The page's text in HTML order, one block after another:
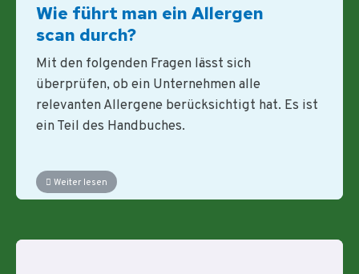
Wie führt man ein Allergen
scan durch?
Mit den folgenden Fragen lässt sich
überprüfen, ob ein Unternehmen alle
relevanten Allergene berücksichtigt hat. Es ist
ein Teil des Handbuches.
Weiter lesen